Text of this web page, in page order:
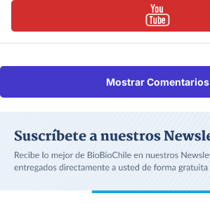
Mostrar Comentarios